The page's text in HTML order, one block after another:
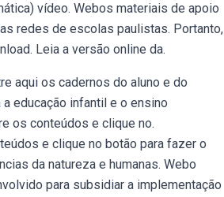
vídeo. Webos materiais de apoio
redes de escolas paulistas. Portanto,
Leia a versão online da.
aqui os cadernos do aluno e do
educação infantil e o ensino
os conteúdos e clique no.
e clique no botão para fazer o
da natureza e humanas. Webo
para subsidiar a implementação